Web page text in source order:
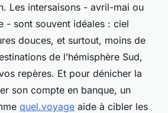
Les intersaisons - avril-mai ou
- sont souvent idéales : ciel
douces, et surtout, moins de
de l’hémisphère Sud,
repères. Et pour dénicher la
son compte en banque, un
quel.voyage aide à cibler les